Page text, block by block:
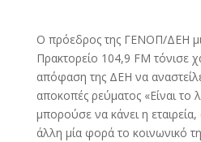
Ο πρόεδρος της ΓΕΝΟΠ/ΔΕΗ
Πρακτορείο 104,9 FM τόνισε
απόφαση της ΔΕΗ να
αποκοπές ρεύματος «Είναι το
μπορούσε να κάνει η
άλλη μία φορά το κοινωνικό